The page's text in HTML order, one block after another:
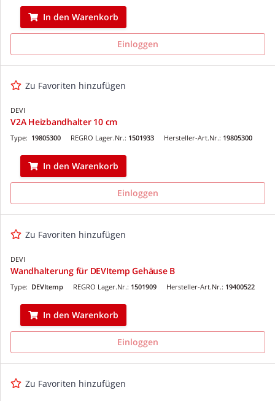
In den Warenkorb
Einloggen
Zu Favoriten hinzufügen
DEVI
V2A Heizbandhalter 10 cm
REGRO Lager.Nr.: 1501933
Type: 19805300 Hersteller-Art.Nr.: 19805300
In den Warenkorb
Einloggen
Zu Favoriten hinzufügen
DEVI
Wandhalterung für DEVItemp Gehäuse B
REGRO Lager.Nr.: 1501909
Type: DEVItemp Hersteller-Art.Nr.: 19400522
In den Warenkorb
Einloggen
Zu Favoriten hinzufügen